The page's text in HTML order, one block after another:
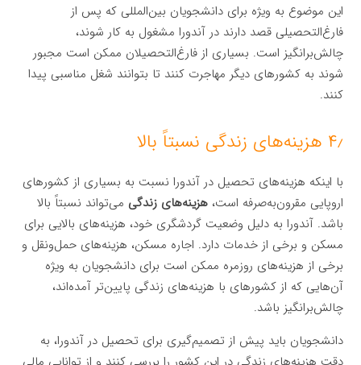
این موضوع به ویژه برای دانشجویان بین‌المللی که پس از
فارغ‌التحصیلی قصد دارند در آندورا مشغول به کار شوند،
چالش‌برانگیز است. بسیاری از فارغ‌التحصیلان ممکن است مجبور
شوند به کشورهای دیگر مهاجرت کنند تا بتوانند شغل مناسبی پیدا
کنند.
۴٫ هزینه‌های زندگی نسبتاً بالا
با اینکه هزینه‌های تحصیل در آندورا نسبت به بسیاری از کشورهای
اروپایی مقرون‌به‌صرفه است،هزینه‌های زندگی می‌تواند نسبتاً بالا
باشد. آندورا به دلیل وضعیت گردشگری خود، هزینه‌های بالایی برای
مسکن و برخی از خدمات دارد. اجاره مسکن، هزینه‌های حمل‌ونقل و
برخی از هزینه‌های روزمره ممکن است برای دانشجویان به ویژه
آن‌هایی که از کشورهای با هزینه‌های زندگی پایین‌تر آمده‌اند،
چالش‌برانگیز باشد.
دانشجویان باید پیش از تصمیم‌گیری برای تحصیل در آندورا، به